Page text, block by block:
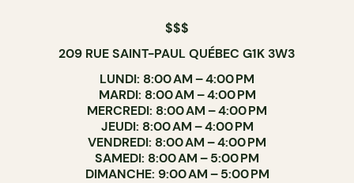
$$$
209 RUE SAINT-PAUL QUÉBEC G1K 3W3
LUNDI: 8:00 AM – 4:00 PM
MARDI: 8:00 AM – 4:00 PM
MERCREDI: 8:00 AM – 4:00 PM
JEUDI: 8:00 AM – 4:00 PM
VENDREDI: 8:00 AM – 4:00 PM
SAMEDI: 8:00 AM – 5:00 PM
DIMANCHE: 9:00 AM – 5:00 PM